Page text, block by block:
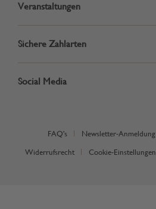
Veranstaltungen
Sichere Zahlarten
Social Media
FAQ's Newsletter-Anmeldung
Widerrufsrecht Cookie-Einstellungen